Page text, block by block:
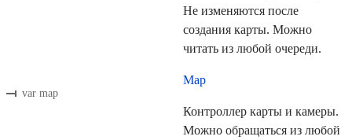
Не изменяются после
создания карты. Можно
читать из любой очереди.
var map
Map
Контроллер карты и камеры.
Можно обращаться из любой